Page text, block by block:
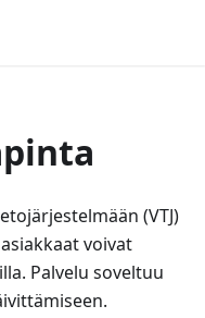
(VTJ)
voivat
Palvelu soveltuu